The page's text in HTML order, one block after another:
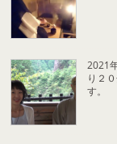
2021
り２
す。